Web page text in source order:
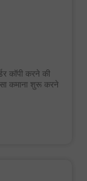
कॉपी करने की
कमाना शुरू करने